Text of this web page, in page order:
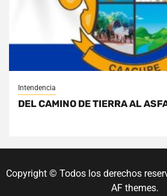
Intendencia
DEL CAMINO DE TIERRA AL
Copyright © Todos los derechos
AF themes.